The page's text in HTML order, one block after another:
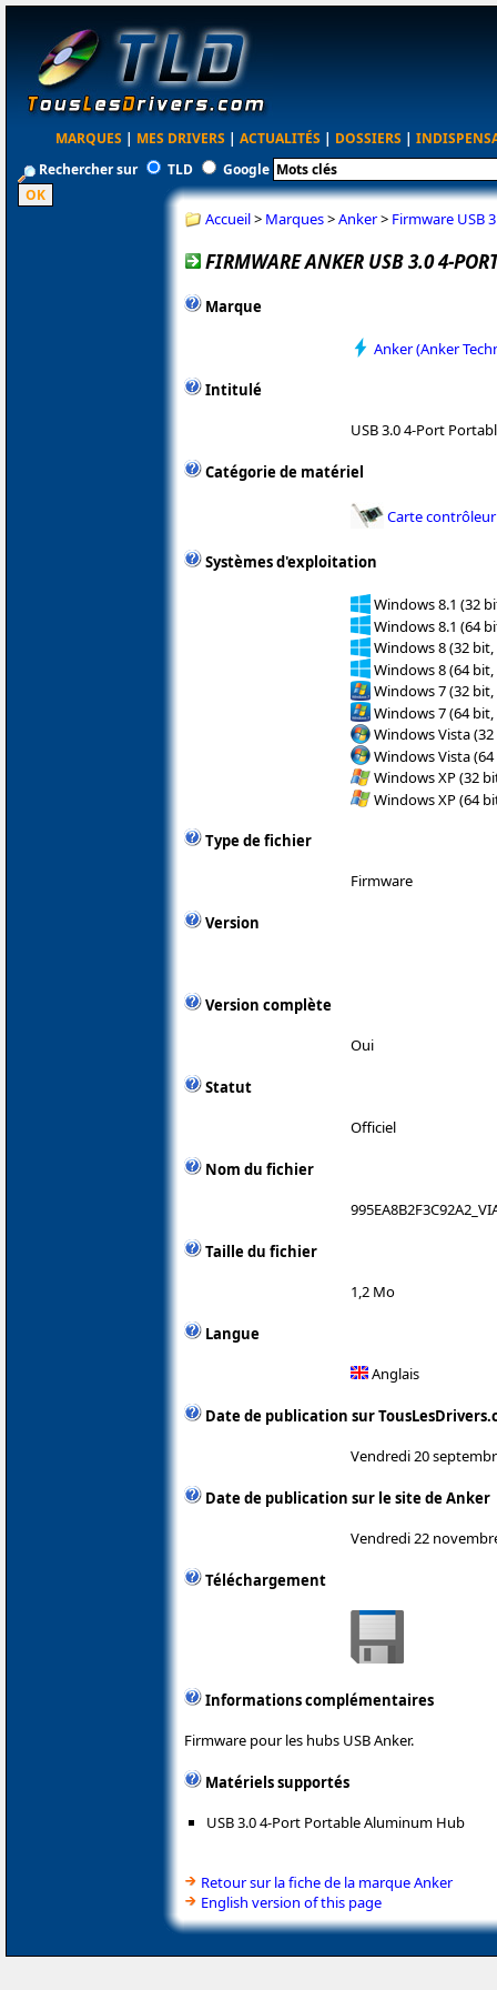
MARQUES | MES DRIVERS | ACTUALITÉS | DOSSIERS |
Rechercher sur
TLD Google
Accueil> Marques>Anker> Firmware USB
FIRMWARE ANKER USB 3.0 4-
Marque
Anker (Anker
Intitulé
USB 3.0 4-Port
Catégorie de matériel
Carte contrôleur
Systèmes d'exploitation
Windows 8.1 (32
Windows 8.1 (64
Windows 8 (32 bit,
Windows 8 (64 bit,
Windows 7 (32 bit,
Windows 7 (64 bit,
Windows Vista
Windows Vista
Windows XP (32
Windows XP (64
Type de fichier
Firmware
Version
Version complète
Oui
Statut
Officiel
Nom du fichier
Taille du fichier
1,2 Mo
Langue
Anglais
Date de publication sur
Vendredi 20
Date de publication sur le site de Anker
Vendredi 22
Téléchargement
Informations complémentaires
Firmware pour les hubs USB Anker.
Matériels supportés
USB 3.0 4-Port Portable Aluminum Hub
Retour sur la fiche de la marque Anker
English version of this page